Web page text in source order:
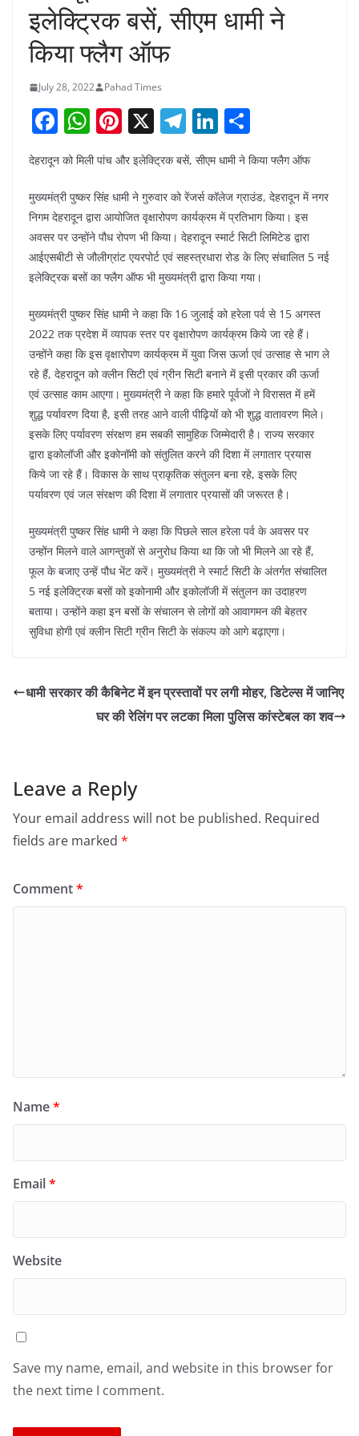
इलेक्ट्रिक बसें, सीएम धामी ने
किया फ्लैग ऑफ
July 28, 2022 Pahad Times
F
a
c
e
b
o
o
k
W
h
at
s
A
p
p
Pi
nt
er
e
st
X T
el
e
gr
a
m
Li
n
k
e
dI
n
h
ar
e
देहरादून को मिली पांच और इलेक्ट्रिक बसें, सीएम धामी ने किया फ्लैग ऑफ
मुख्यमंत्री पुष्कर सिंह धामी ने गुरुवार को रेंजर्स कॉलेज ग्राउंड, देहरादून में नगर
निगम देहरादून द्वारा आयोजित वृक्षारोपण कार्यक्रम में प्रतिभाग किया। इस
अवसर पर उन्होंने पौध रोपण भी किया। देहरादून स्मार्ट सिटी लिमिटेड द्वारा
आईएसबीटी से जौलीग्रांट एयरपोर्ट एवं सहस्त्रधारा रोड के लिए संचालित 5 नई
इलेक्ट्रिक बसों का फ्लैग ऑफ भी मुख्यमंत्री द्वारा किया गया।
मुख्यमंत्री पुष्कर सिंह धामी ने कहा कि 16 जुलाई को हरेला पर्व से 15 अगस्त
2022 तक प्रदेश में व्यापक स्तर पर वृक्षारोपण कार्यक्रम किये जा रहे हैं।
उन्होंने कहा कि इस वृक्षारोपण कार्यक्रम में युवा जिस ऊर्जा एवं उत्साह से भाग ले
रहे हैं, देहरादून को क्लीन सिटी एवं ग्रीन सिटी बनाने में इसी प्रकार की ऊर्जा
एवं उत्साह काम आएगा। मुख्यमंत्री ने कहा कि हमारे पूर्वजों ने विरासत में हमें
शुद्ध पर्यावरण दिया है, इसी तरह आने वाली पीढ़ियों को भी शुद्ध वातावरण मिले।
इसके लिए पर्यावरण संरक्षण हम सबकी सामुहिक जिम्मेदारी है। राज्य सरकार
द्वारा इकोलॉजी और इकोनॉमी को संतुलित करने की दिशा में लगातार प्रयास
किये जा रहे हैं। विकास के साथ प्राकृतिक संतुलन बना रहे, इसके लिए
पर्यावरण एवं जल संरक्षण की दिशा में लगातार प्रयासों की जरूरत है।
मुख्यमंत्री पुष्कर सिंह धामी ने कहा कि पिछले साल हरेला पर्व के अवसर पर
उन्होंन मिलने वाले आगन्तुकों से अनुरोध किया था कि जो भी मिलने आ रहे हैं,
फूल के बजाए उन्हें पौध भेंट करें। मुख्यमंत्री ने स्मार्ट सिटी के अंतर्गत संचालित
5 नई इलेक्ट्रिक बसों को इकोनामी और इकोलॉजी में संतुलन का उदाहरण
बताया। उन्होंने कहा इन बसों के संचालन से लोगों को आवागमन की बेहतर
सुविधा होगी एवं क्लीन सिटी ग्रीन सिटी के संकल्प को आगे बढ़ाएगा।
धामी सरकार की कैबिनेट में इन प्रस्तावों पर लगी मोहर, डिटेल्स में जानिए
घर की रेलिंग पर लटका मिला पुलिस कांस्टेबल का शव
Leave a Reply
Your email address will not be published. Required
fields are marked *
Comment*
Name*
Email*
Website
Save my name, email, and website in this browser for
the next time I comment.